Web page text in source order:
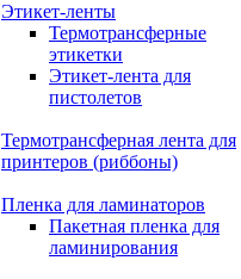
Этикет-ленты
Термотрансферные
этикетки
Этикет-лента для
пистолетов
Термотрансферная лента для
принтеров (риббоны)
Пленка для ламинаторов
Пакетная пленка для
ламинирования